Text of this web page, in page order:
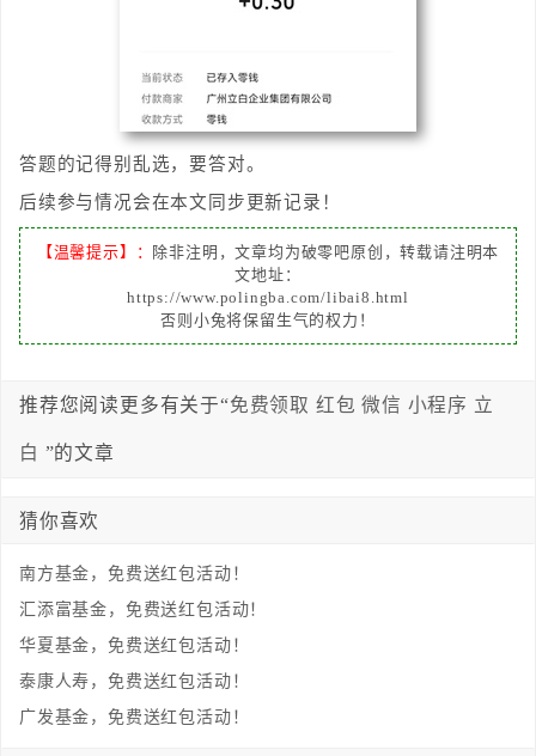
答题的记得别乱选，要答对。
后续参与情况会在本文同步更新记录！
【温馨提示】：
除非注明，文章均为破零吧原创，转载请注明本
文地址：
https://www.polingba.com/libai8.html
否则小兔将保留生气的权力！
推荐您阅读更多有关于“免费领取 红包 微信 小程序 立
白 ”的文章
猜你喜欢
南方基金，免费送红包活动！
汇添富基金，免费送红包活动！
华夏基金，免费送红包活动！
泰康人寿，免费送红包活动！
广发基金，免费送红包活动！